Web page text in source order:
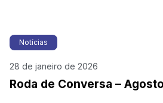
Notícias
28 de janeiro de 2026
Roda de Conversa –